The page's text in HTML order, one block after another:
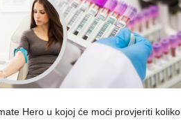
Hero u kojoj će moći provjeriti koliko